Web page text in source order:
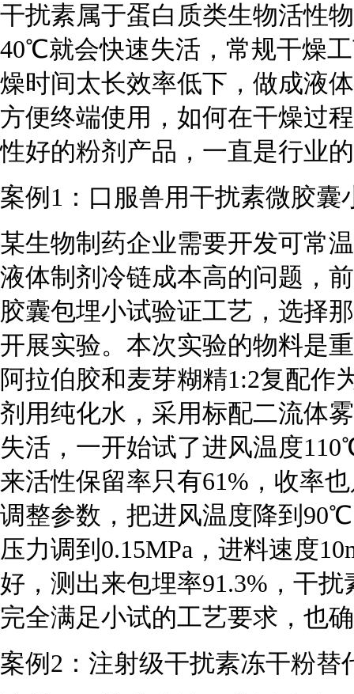
干扰素属于蛋白质类生物活性
40℃就会快速失活，常规干燥
燥时间太长效率低下，做成液
方便终端使用，如何在干燥过
性好的粉剂产品，一直是行业
案例1：口服兽用干扰素微胶囊
某生物制药企业需要开发可常
液体制剂冷链成本高的问题，
胶囊包埋小试验证工艺，选择
开展实验。本次实验的物料是
阿拉伯胶和麦芽糊精1:2复配作
剂用纯化水，采用标配二流体
失活，一开始试了进风温度
来活性保留率只有61%，收率
调整参数，把进风温度降到
压力调到0.15MPa，进料速度
好，测出来包埋率91.3%，干
完全满足小试的工艺要求，也
案例2：注射级干扰素冻干粉替